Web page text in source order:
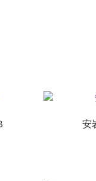
安